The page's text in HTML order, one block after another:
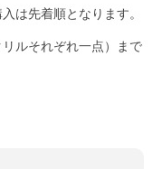
は先着順となります。
ルそれぞれ一点）まで